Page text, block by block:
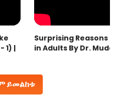
ይመልከቱ
1) |
Surprising Reasons
in Adults By Dr.